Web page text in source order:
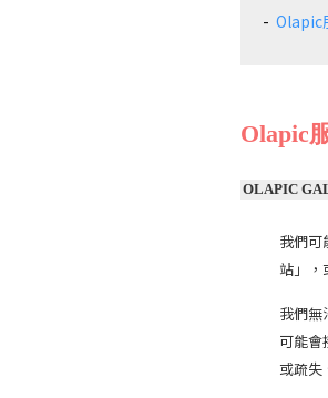
- Olapic
Olapic
OLAPIC
我們可
站」，
我們無
可能會
或疏失